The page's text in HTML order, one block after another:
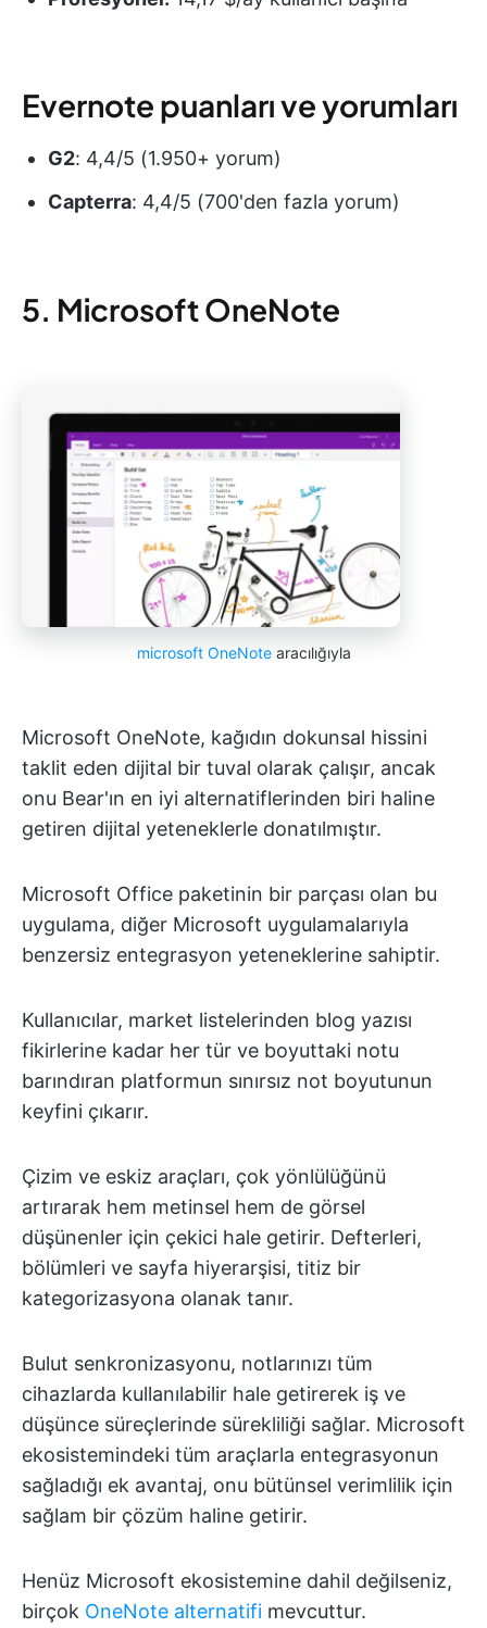
Evernote puanları ve yorumları
G2: 4,4/5 (1.950+ yorum)
Capterra: 4,4/5 (700'den fazla yorum)
5. Microsoft OneNote
microsoft OneNotearacılığıyla
Microsoft OneNote, kağıdın dokunsal hissini
taklit eden dijital bir tuval olarak çalışır, ancak
onu Bear'ın en iyi alternatiflerinden biri haline
getiren dijital yeteneklerle donatılmıştır.
Microsoft Office paketinin bir parçası olan bu
uygulama, diğer Microsoft uygulamalarıyla
benzersiz entegrasyon yeteneklerine sahiptir.
Kullanıcılar, market listelerinden blog yazısı
fikirlerine kadar her tür ve boyuttaki notu
barındıran platformun sınırsız not boyutunun
keyfini çıkarır.
Çizim ve eskiz araçları, çok yönlülüğünü
artırarak hem metinsel hem de görsel
düşünenler için çekici hale getirir. Defterleri,
bölümleri ve sayfa hiyerarşisi, titiz bir
kategorizasyona olanak tanır.
Bulut senkronizasyonu, notlarınızı tüm
cihazlarda kullanılabilir hale getirerek iş ve
düşünce süreçlerinde sürekliliği sağlar. Microsoft
ekosistemindeki tüm araçlarla entegrasyonun
sağladığı ek avantaj, onu bütünsel verimlilik için
sağlam bir çözüm haline getirir.
Henüz Microsoft ekosistemine dahil değilseniz,
birçok OneNote alternatifi mevcuttur.